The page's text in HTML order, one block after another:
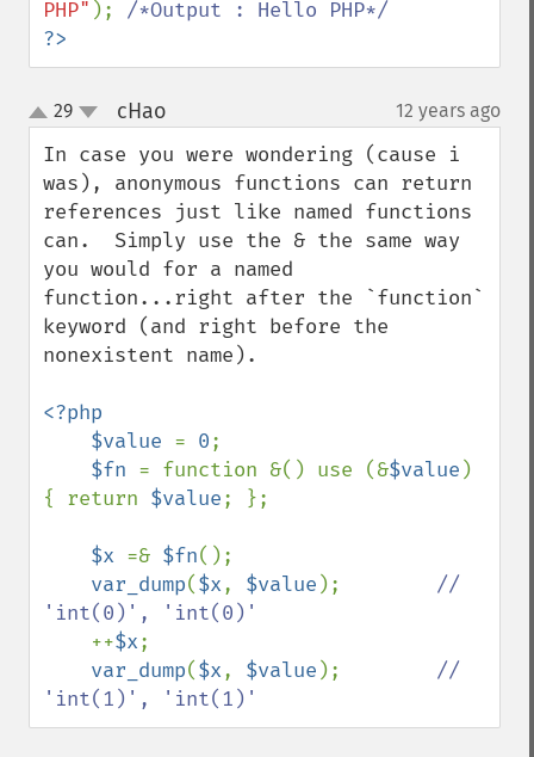
PHP" );
?>
up
down
29 cHao¶ 12 years ago
In case you were wondering (cause i
was), anonymous functions can return
references just like named functions
can.  Simply use the & the same way
you would for a named
function...right after the `function`
keyword (and right before the
nonexistent name).
<?php
    $value
= 0;
$fn = function &() use (&$value )
{ return $value; };
$x =& $fn();
var_dump($x, $value ); //
'int(0)', 'int(0)'
++$x;
var_dump($x, $value ); //
'int(1)', 'int(1)'